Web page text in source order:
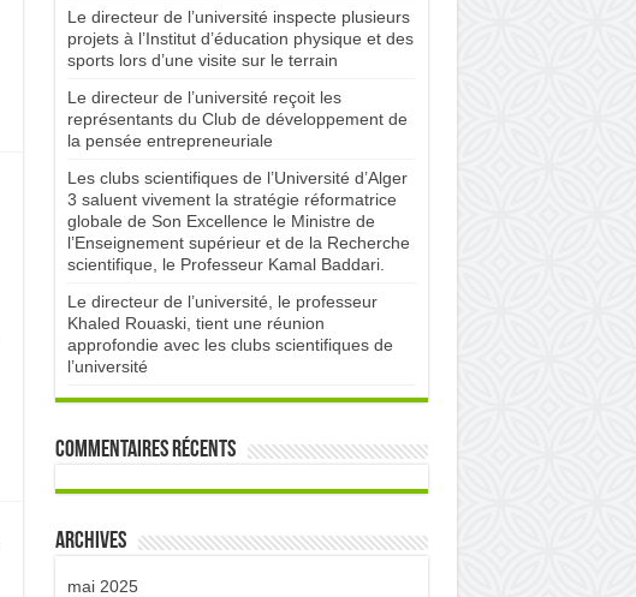
Le directeur de l’université inspecte plusieurs
projets à l’Institut d’éducation physique et des
sports lors d’une visite sur le terrain
Le directeur de l’université reçoit les
représentants du Club de développement de
la pensée entrepreneuriale
Les clubs scientifiques de l’Université d’Alger
3 saluent vivement la stratégie réformatrice
globale de Son Excellence le Ministre de
l’Enseignement supérieur et de la Recherche
scientifique, le Professeur Kamal Baddari.
Le directeur de l’université, le professeur
Khaled Rouaski, tient une réunion
approfondie avec les clubs scientifiques de
l’université
Commentaires récents
Archives
mai 2025